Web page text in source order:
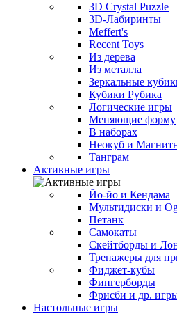
3D Crystal Puzzle
3D-Лабиринты
Meffert's
Recent Toys
Из дерева
Из металла
Зеркальные
Кубики Рубика
Логические игры
Меняющие форму
В наборах
Неокуб и
Танграм
Активные игры
Йо-йо и Кендама
Мультидиски и
Петанк
Самокаты
Скейтборды и
Тренажеры для
Фиджет-кубы
Фингерборды
Фрисби и др.
Настольные игры